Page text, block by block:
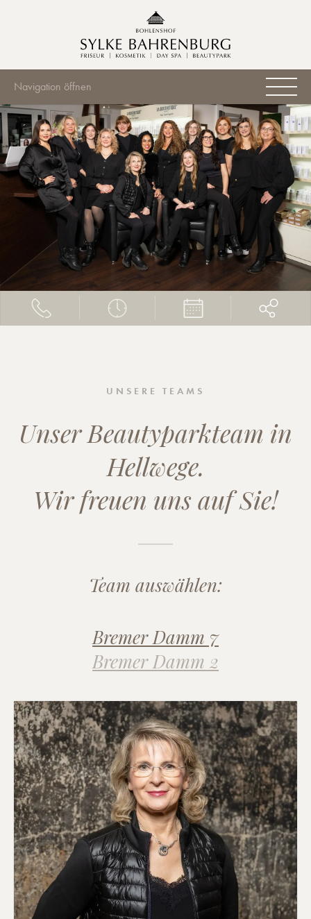
Navigation öffnen
UNSERE TEAMS
Unser Beautyparkteam in
Hellwege.
Wir freuen uns auf Sie!
Team auswählen:
Bremer Damm 7
Bremer Damm 2